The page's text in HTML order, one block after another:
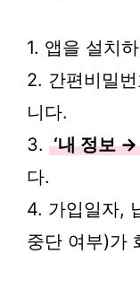
1. 앱을 설치
2. 간편비밀
니다.
3. ‘내 정보 →
다.
4. 가입일자,
중단 여부)가